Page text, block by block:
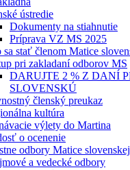
ústredie
Dokumenty na stiahnutie
Príprava VZ MS 2025
sa stať členom Matice
pri zakladaní odborov MS
DARUJTE 2 % Z DANÍ
SLOVENSKÚ
členský preukaz
kultúra
výlety do Martina
o ocenenie
odbory Matice slovenskej
a vedecké odbory